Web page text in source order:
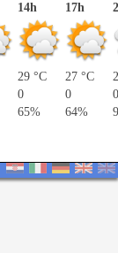
14h
29 °C
0
65%
17h
27 °C
0
64%
0